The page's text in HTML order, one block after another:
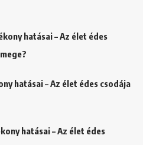
hatásai – Az élet édes
hatásai – Az élet édes csodája
hatásai – Az élet édes